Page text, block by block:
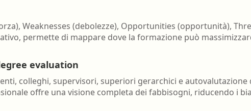
Weaknesses (debolezze), Opportunities (opportunità),
permette di mappare dove la formazione può
evaluation
colleghi, supervisori, superiori gerarchici e
offre una visione completa dei fabbisogni, riducendo i